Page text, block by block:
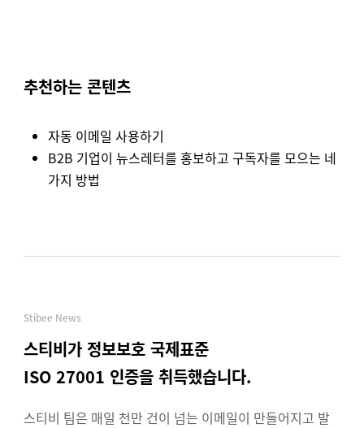
추천하는 콘텐츠
자동 이메일 사용하기
B2B 기업이 뉴스레터를 홍보하고 구독자를 모으는 네
가지 방법
Stibee News
스티비가 정보보호 국제표준
ISO 27001 인증을 취득했습니다.
스티비 팀은 매일 천만 건이 넘는 이메일이 만들어지고 발